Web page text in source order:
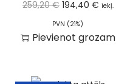
259,20€ 194,40 € iekļ.
PVN (21%)
Pievienot grozam